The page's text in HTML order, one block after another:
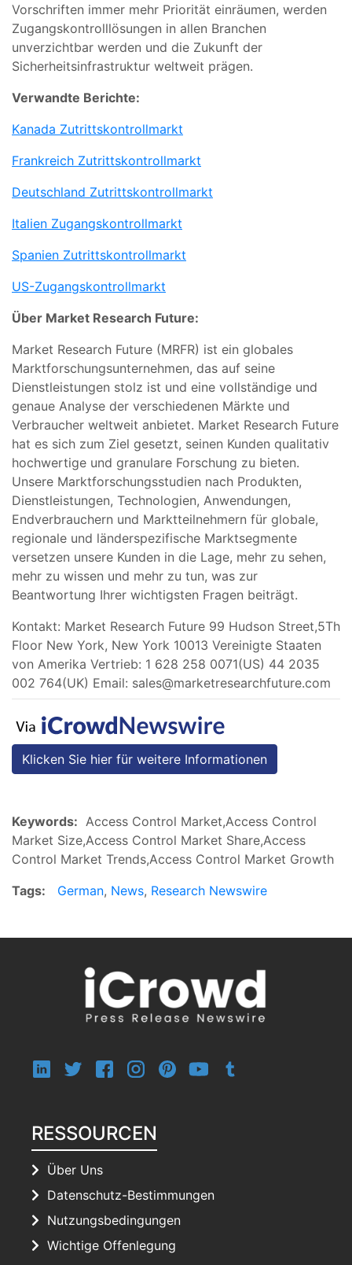
Vorschriften immer mehr Priorität einräumen, werden
Zugangskontrolllösungen in allen Branchen
unverzichtbar werden und die Zukunft der
Sicherheitsinfrastruktur weltweit prägen.
Verwandte Berichte:
Kanada Zutrittskontrollmarkt
Frankreich Zutrittskontrollmarkt
Deutschland Zutrittskontrollmarkt
Italien Zugangskontrollmarkt
Spanien Zutrittskontrollmarkt
US-Zugangskontrollmarkt
Über Market Research Future:
Market Research Future (MRFR) ist ein globales
Marktforschungsunternehmen, das auf seine
Dienstleistungen stolz ist und eine vollständige und
genaue Analyse der verschiedenen Märkte und
Verbraucher weltweit anbietet. Market Research Future
hat es sich zum Ziel gesetzt, seinen Kunden qualitativ
hochwertige und granulare Forschung zu bieten.
Unsere Marktforschungsstudien nach Produkten,
Dienstleistungen, Technologien, Anwendungen,
Endverbrauchern und Marktteilnehmern für globale,
regionale und länderspezifische Marktsegmente
versetzen unsere Kunden in die Lage, mehr zu sehen,
mehr zu wissen und mehr zu tun, was zur
Beantwortung Ihrer wichtigsten Fragen beiträgt.
Kontakt: Market Research Future 99 Hudson Street,5Th
Floor New York, New York 10013 Vereinigte Staaten
von Amerika Vertrieb: 1 628 258 0071(US) 44 2035
002 764(UK) Email: sales@marketresearchfuture.com
Klicken Sie hier für weitere Informationen
Keywords: Access Control Market,Access Control
Market Size,Access Control Market Share,Access
Control Market Trends,Access Control Market Growth
Tags:
German, News, Research Newswire
RESSOURCEN
Über Uns
Datenschutz-Bestimmungen
Nutzungsbedingungen
Wichtige Offenlegung